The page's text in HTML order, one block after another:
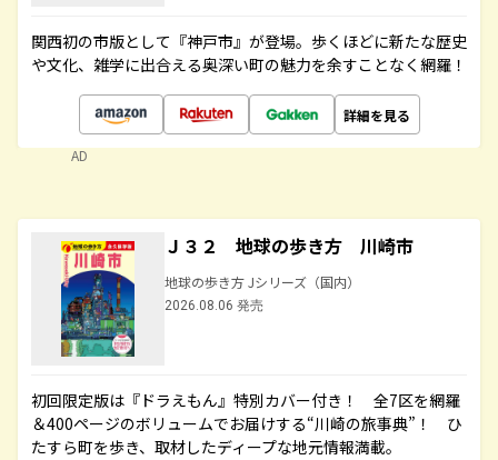
関西初の市版として『神戸市』が登場。歩くほどに新たな歴史
や文化、雑学に出合える奥深い町の魅力を余すことなく網羅！
詳細を見る
AD
Ｊ３２ 地球の歩き方 川崎市
地球の歩き方 Jシリーズ（国内）
2026.08.06 発売
初回限定版は『ドラえもん』特別カバー付き！ 全7区を網羅
＆400ページのボリュームでお届けする“川崎の旅事典”！ ひ
たすら町を歩き、取材したディープな地元情報満載。